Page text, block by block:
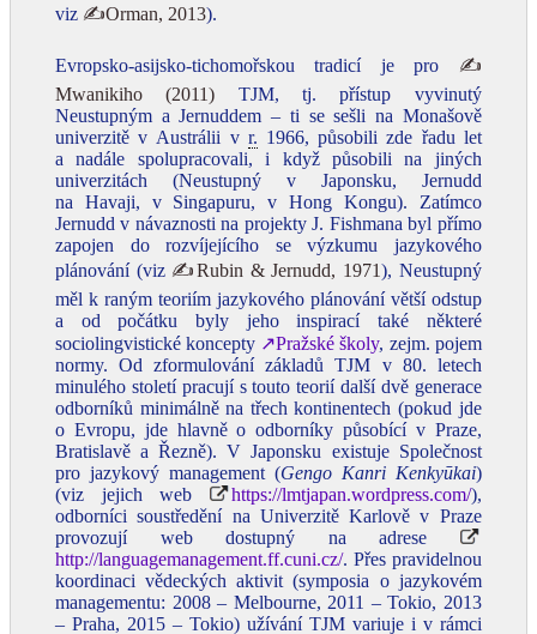
viz ✍Orman, 2013).
Evropsko‑asijsko‑tichomořskou tradicí je pro ✍
Mwanikiho (2011) TJM, tj. přístup vyvinutý
Neustupným a Jernuddem – ti se sešli na Monašově
univerzitě v Austrálii v r. 1966, působili zde řadu let
a nadále spolupracovali, i když působili na jiných
univerzitách (Neustupný v Japonsku, Jernudd
na Havaji, v Singapuru, v Hong Kongu). Zatímco
Jernudd v návaznosti na projekty J. Fishmana byl přímo
zapojen do rozvíjejícího se výzkumu jazykového
plánování (viz ✍Rubin & Jernudd, 1971), Neustupný
měl k raným teoriím jazykového plánování větší odstup
a od počátku byly jeho inspirací také některé
sociolingvistické koncepty ↗Pražské školy, zejm. pojem
normy. Od zformulování základů TJM v 80. letech
minulého století pracují s touto teorií další dvě generace
odborníků minimálně na třech kontinentech (pokud jde
o Evropu, jde hlavně o odborníky působící v Praze,
Bratislavě a Řezně). V Japonsku existuje Společnost
pro jazykový management (Gengo Kanri Kenkyūkai)
(viz jejich web
https://lmtjapan.wordpress.com/),
odborníci soustředění na Univerzitě Karlově v Praze
provozují web dostupný na adrese
http://languagemanagement.ff.cuni.cz/. Přes pravidelnou
koordinaci vědeckých aktivit (symposia o jazykovém
managementu: 2008 – Melbourne, 2011 – Tokio, 2013
– Praha, 2015 – Tokio) užívání TJM variuje i v rámci